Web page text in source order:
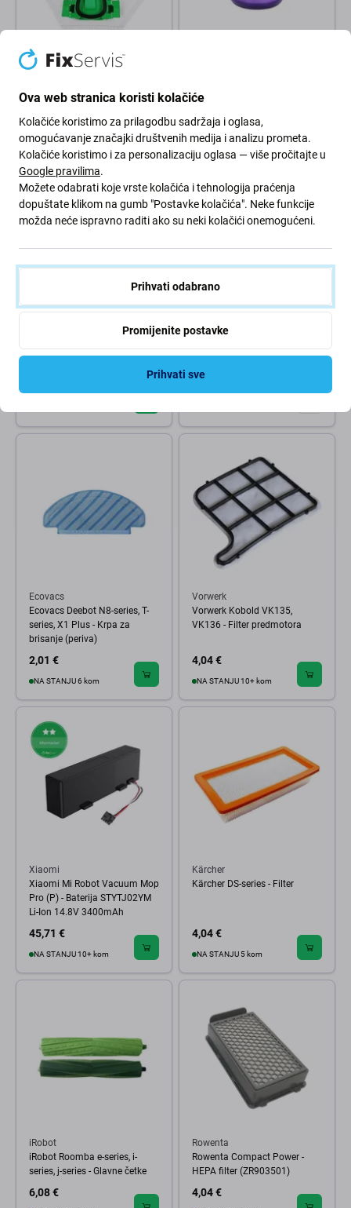
Vorwerk
Vorwerk Kobold VK200 -
5,06 €
NA STANJU 10+ kom
10,14 €
NA STANJU 10+ kom
Xiaomi
Xiaomi Mi Robot Vacuum Mop
2 (Mijia 2C), 2 Pro - Baterija
D099-4S2P Li-Ion 14.4V
Dyson
Dyson V12 - Usisna cijev
(Naranča)
22,34 €
OČEKIVANO 1 kom,
Ecovacs
Ecovacs Deebot N8-series, T-
series, X1 Plus - Krpa za
brisanje (periva)
2,01 €
NA STANJU 6 kom
Vorwerk
Vorwerk Kobold VK135,
VK136 - Filter predmotora
4,04 €
NA STANJU 10+ kom
Xiaomi
Xiaomi Mi Robot Vacuum Mop
Pro (P) - Baterija STYTJ02YM
Li-Ion 14.8V 3400mAh
45,71 €
NA STANJU 10+ kom
Kärcher
Kärcher DS-series - Filter
4,04 €
NA STANJU 5 kom
iRobot
iRobot Roomba e-series, i-
series, j-series - Glavne četke
6,08 €
Rowenta
Rowenta Compact Power -
HEPA filter (ZR903501)
4,04 €
Ova web stranica koristi kolačiće
Kolačiće koristimo za prilagodbu sadržaja i oglasa,
omogućavanje značajki društvenih medija i analizu prometa.
Kolačiće koristimo i za personalizaciju oglasa — više pročitajte u
Google pravilima.
Možete odabrati koje vrste kolačića i tehnologija praćenja
dopuštate klikom na gumb "Postavke kolačića". Neke funkcije
možda neće ispravno raditi ako su neki kolačići onemogućeni.
Prihvati odabrano
Promijenite postavke
Prihvati sve